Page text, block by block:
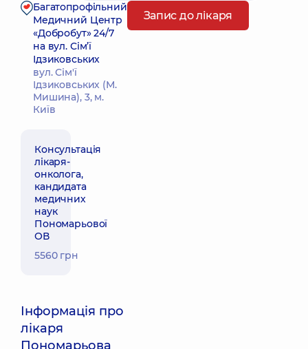
Багатопрофільний
Медичний Центр
«Добробут» 24/7
на вул. Сім’ї
Ідзиковських
вул. Сім'ї
Ідзиковських (М.
Мишина), 3, м.
Київ
Запис до лікаря
Консультація
лікаря-
онколога,
кандидата
медичних
наук
Пономарьової
ОВ
5560 грн
Інформація про
лікаря
Пономарьова